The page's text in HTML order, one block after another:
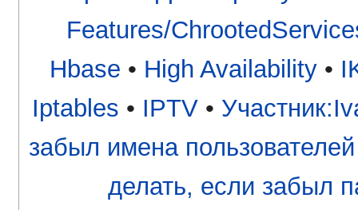
Features/
Hbase • High Availability •
Iptables • IPTV•
забыл имена пользователей
делать, если забыл